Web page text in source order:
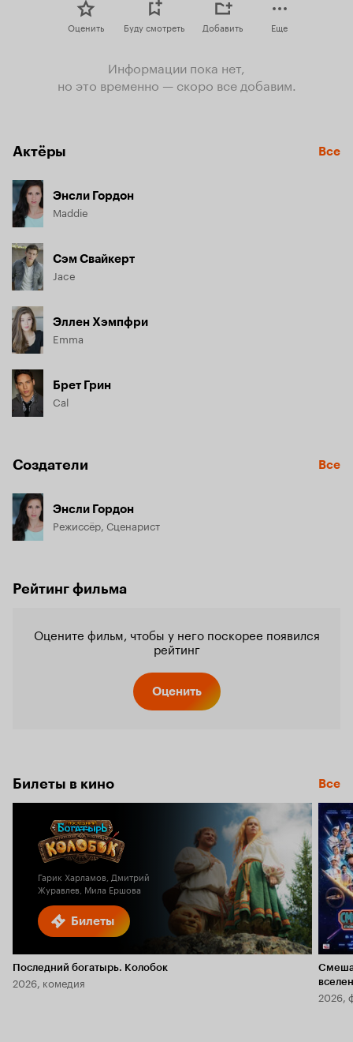
Оценить Буду смотреть Добавить Еще
Информации пока нет,
но это временно — скоро все добавим.
Актёры Все
Энсли Гордон
Maddie
Сэм Свайкерт
Jace
Эллен Хэмпфри
Emma
Брет Грин
Cal
Создатели Все
Энсли Гордон
Режиссёр, Сценарист
Рейтинг фильма
Оцените фильм, чтобы у него поскорее появился
рейтинг
Оценить
Билеты в кино Все
Билеты
Гарик Харламов, Дмитрий
Журавлев, Мила Ершова
Последний богатырь. Колобок
2026, комедия
2026,